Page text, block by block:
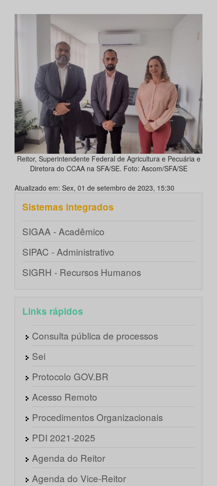
Reitor, Superintendente Federal de Agricultura e Pecuária e
Diretora do CCAA na SFA/SE. Foto: Ascom/SFA/SE
Atualizado em: Sex, 01 de setembro de 2023, 15:30
Sistemas integrados
SIGAA - Acadêmico
SIPAC - Administrativo
SIGRH - Recursos Humanos
Links rápidos
Consulta pública de processos
Sei
Protocolo GOV.BR
Acesso Remoto
Procedimentos Organizacionais
PDI 2021-2025
Agenda do Reitor
Agenda do Vice-Reitor